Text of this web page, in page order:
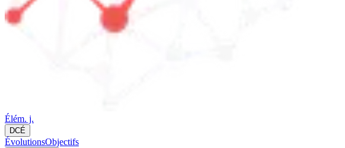
Élém. j.
DCÉ
ÉvolutionsObjectifs